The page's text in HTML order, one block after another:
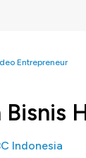
Entrepreneur
Bisnis
Indonesia